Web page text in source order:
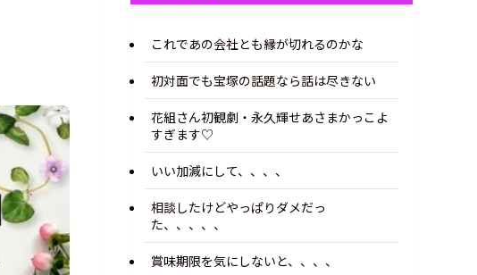
これであの会社とも縁が切れるのかな
初対面でも宝塚の話題なら話は尽きない
花組さん初観劇・永久輝せあさまかっこよ
すぎます♡
いい加減にして、、、、
相談したけどやっぱりダメだっ
た、、、、、
賞味期限を気にしないと、、、、